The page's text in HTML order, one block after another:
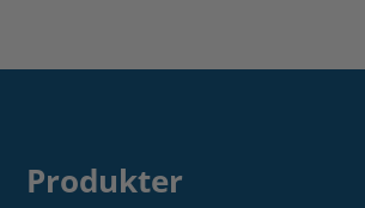
1,65
Produkter